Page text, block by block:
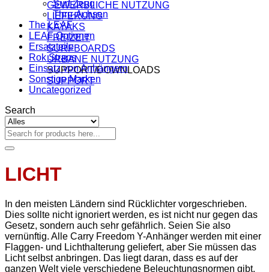
GEWERBLICHE NUTZUNG
LIEFERUNG
KAYAKS
FREIZEIT
SURFBOARDS
URBANE NUTZUNG
SUPPORT/DOWNLOADS
SUPPORT
Surf Zeug
Thru-Achsen
The LEAF
LEAF Optionen
Ersatzteile
Rok Straps
Einsatz von Anhängern
Sonstige Marken
Uncategorized
Search
Suchen
nach:
LICHT
In den meisten Ländern sind Rücklichter vorgeschrieben.
Dies sollte nicht ignoriert werden, es ist nicht nur gegen das
Gesetz, sondern auch sehr gefährlich. Seien Sie also
vernünftig. Alle Carry Freedom Y-Anhänger werden mit einer
Flaggen- und Lichthalterung geliefert, aber Sie müssen das
Licht selbst anbringen. Das liegt daran, dass es auf der
ganzen Welt viele verschiedene Beleuchtungsnormen gibt,